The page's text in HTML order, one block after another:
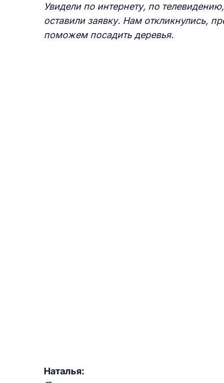
Увидели по интернету, по
оставили заявку. Нам откликнулись,
поможем посадить деревья.
Наталья: